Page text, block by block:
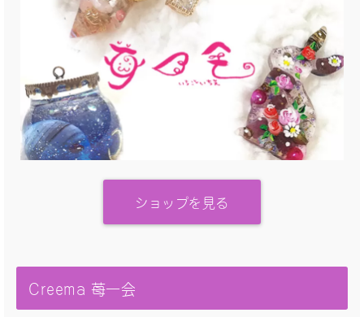
ショップを見る
Creema 苺一会